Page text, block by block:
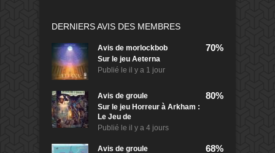
DERNIERS AVIS DES MEMBRES
Avis de morlockbob
Sur le jeu Aeterna
Publié le il y a 1 jour
70%
Avis de groule
Sur le jeu Horreur à Arkham :
Le Jeu de
Publié le il y a 4 jours
80%
Avis de groule
68%